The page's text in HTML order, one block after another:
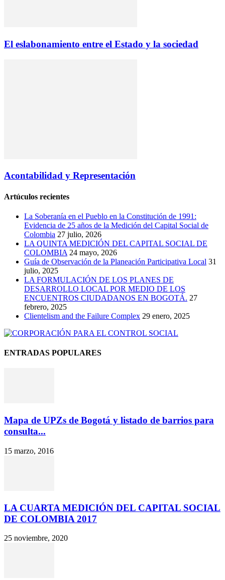
El eslabonamiento entre el Estado y la sociedad
Acontabilidad y Representación
Artúculos recientes
La Soberanía en el Pueblo en la Constitución de 1991:
Evidencia de 25 años de la Medición del Capital Social de
Colombia 27 julio, 2026
LA QUINTA MEDICIÓN DEL CAPITAL SOCIAL DE
COLOMBIA 24 mayo, 2026
Guía de Observación de la Planeación Participativa Local 31
julio, 2025
LA FORMULACIÓN DE LOS PLANES DE
DESARROLLO LOCAL POR MEDIO DE LOS
ENCUENTROS CIUDADANOS EN BOGOTÁ. 27
febrero, 2025
Clientelism and the Failure Complex 29 enero, 2025
ENTRADAS POPULARES
Mapa de UPZs de Bogotá y listado de barrios para
consulta...
15 marzo, 2016
LA CUARTA MEDICIÓN DEL CAPITAL SOCIAL
DE COLOMBIA 2017
25 noviembre, 2020